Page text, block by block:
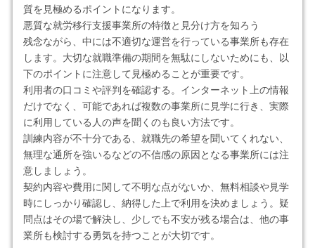
質を見極めるポイントになります。
悪質な就労移行支援事業所の特徴と見分け方を知ろう
残念ながら、中には不適切な運営を行っている事業所も存在
します。大切な就職準備の期間を無駄にしないためにも、以
下のポイントに注意して見極めることが重要です。
利用者の口コミや評判を確認する。インターネット上の情報
だけでなく、可能であれば複数の事業所に見学に行き、実際
に利用している人の声を聞くのも良い方法です。
訓練内容が不十分である、就職先の希望を聞いてくれない、
無理な通所を強いるなどの不信感の原因となる事業所には注
意しましょう。
契約内容や費用に関して不明な点がないか、無料相談や見学
時にしっかり確認し、納得した上で利用を決めましょう。疑
問点はその場で解決し、少しでも不安が残る場合は、他の事
業所も検討する勇気を持つことが大切です。